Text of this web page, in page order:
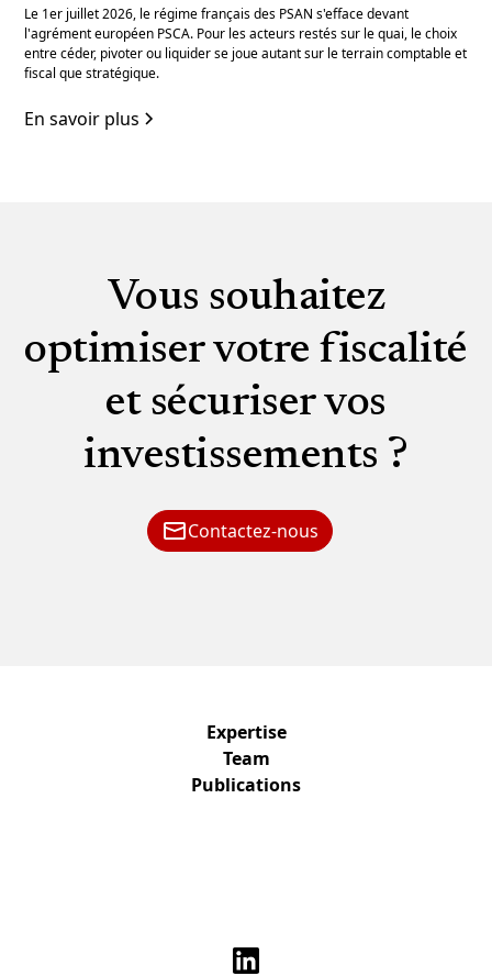
Le 1er juillet 2026, le régime français des PSAN s'efface devant
l'agrément européen PSCA. Pour les acteurs restés sur le quai, le choix
entre céder, pivoter ou liquider se joue autant sur le terrain comptable et
fiscal que stratégique.
En savoir plus
Vous souhaitez
optimiser votre fiscalité
et sécuriser vos
investissements ?
Contactez-nous
Expertise
Team
Publications